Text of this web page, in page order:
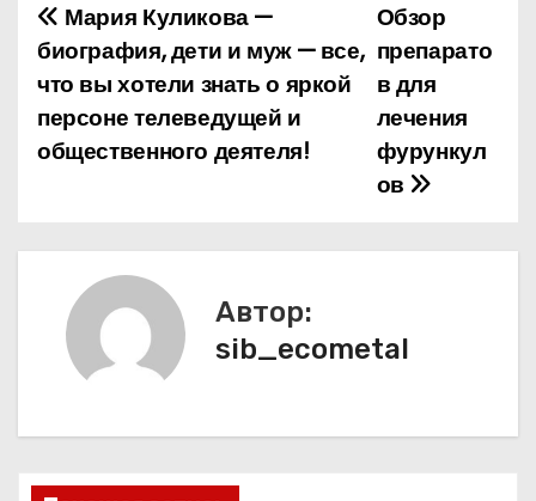
Н
а
в
я
п
Обзор
препарато
в для
лечения
фурункул
ов
Мария Куликова —
биография, дети и муж — все,
что вы хотели знать о яркой
персоне телеведущей и
общественного деятеля!
Автор:
sib_ecometal